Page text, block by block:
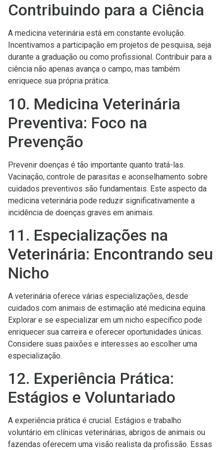
Contribuindo para a Ciência
A medicina veterinária está em constante evolução.
Incentivamos a participação em projetos de pesquisa, seja
durante a graduação ou como profissional. Contribuir para a
ciência não apenas avança o campo, mas também
enriquece sua própria prática.
10. Medicina Veterinária
Preventiva: Foco na
Prevenção
Prevenir doenças é tão importante quanto tratá-las.
Vacinação, controle de parasitas e aconselhamento sobre
cuidados preventivos são fundamentais. Este aspecto da
medicina veterinária pode reduzir significativamente a
incidência de doenças graves em animais.
11. Especializações na
Veterinária: Encontrando seu
Nicho
A veterinária oferece várias especializações, desde
cuidados com animais de estimação até medicina equina.
Explorar e se especializar em um nicho específico pode
enriquecer sua carreira e oferecer oportunidades únicas.
Considere suas paixões e interesses ao escolher uma
especialização.
12. Experiência Prática:
Estágios e Voluntariado
A experiência prática é crucial. Estágios e trabalho
voluntário em clínicas veterinárias, abrigos de animais ou
fazendas oferecem uma visão realista da profissão. Essas